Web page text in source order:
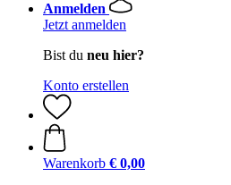
Anmelden
Jetzt anmelden
Bist du neu hier?
Konto erstellen
Warenkorb € 0,00